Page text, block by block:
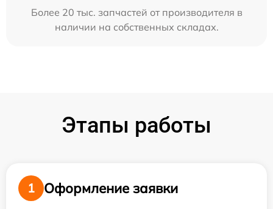
Более 20 тыс. запчастей от производителя в
наличии на собственных складах.
Этапы работы
1
Оформление заявки